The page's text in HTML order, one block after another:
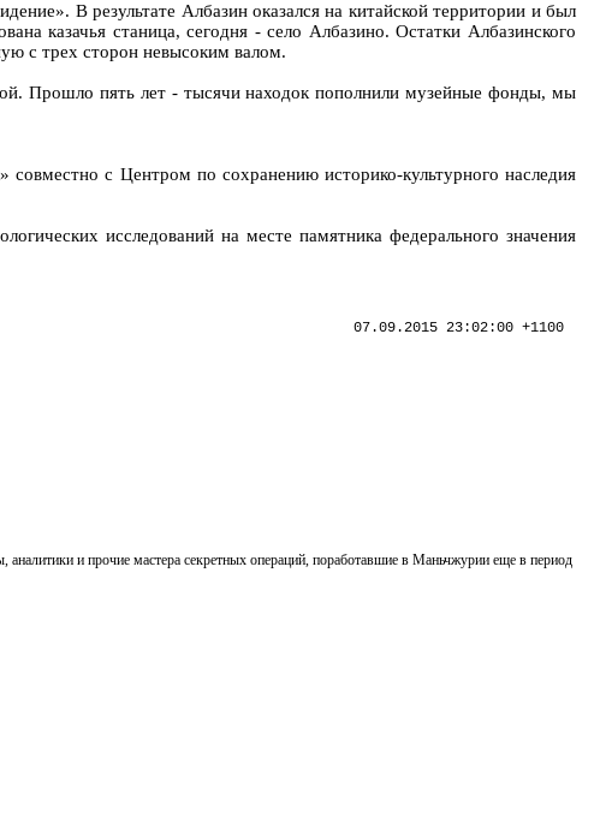
В результате Албазин оказался на китайской территории и был
казачья станица, сегодня - село Албазино. Остатки Албазинского
с трех сторон невысоким валом.
Прошло пять лет - тысячи находок пополнили музейные фонды, мы
совместно с Центром по сохранению историко-культурного наследия
исследований на месте памятника федерального значения
07.09.2015 23:02:00 +1100
и прочие мастера секретных операций, поработавшие в Маньчжурии еще в период